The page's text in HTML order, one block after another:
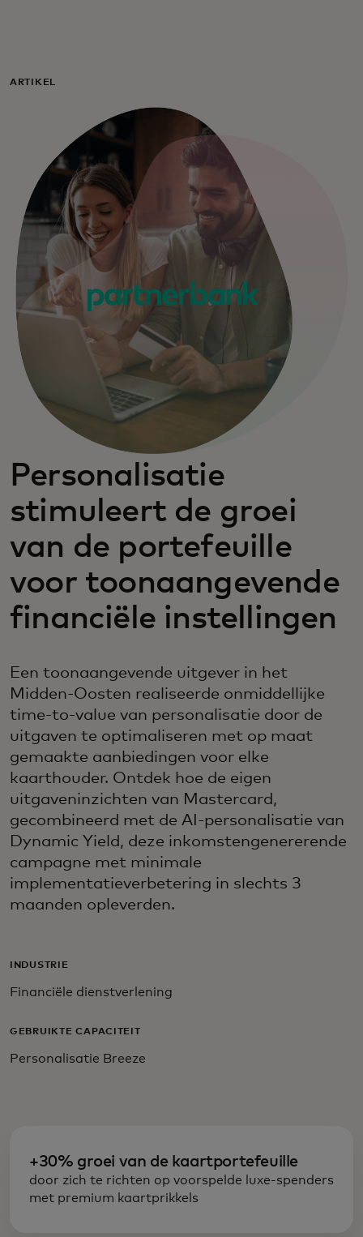
Voor bedrijven
Voor de wereld
Voor innovators
Nieuws en trends
ARTIKEL
Personalisatie
stimuleert de groei
van de portefeuille
voor toonaangevende
financiële instellingen
Een toonaangevende uitgever in het
Midden-Oosten realiseerde onmiddellijke
time-to-value van personalisatie door de
uitgaven te optimaliseren met op maat
gemaakte aanbiedingen voor elke
kaarthouder. Ontdek hoe de eigen
uitgaveninzichten van Mastercard,
gecombineerd met de AI-personalisatie van
Dynamic Yield, deze inkomstengenererende
campagne met minimale
implementatieverbetering in slechts 3
maanden opleverden.
INDUSTRIE
Financiële dienstverlening
GEBRUIKTE CAPACITEIT
Personalisatie Breeze
+30% groei van de kaartportefeuille
door zich te richten op voorspelde luxe-spenders
met premium kaartprikkels